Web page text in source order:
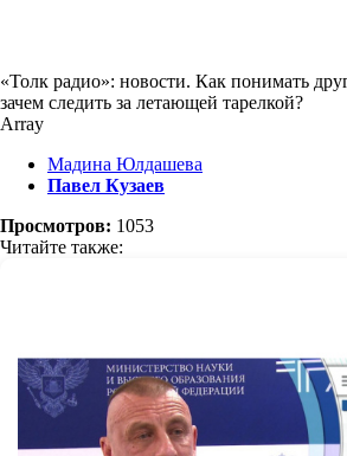
«Толк радио»: новости. Как понимать
зачем следить за летающей тарелкой?
Array
Мадина Юлдашева
Павел Кузаев
Просмотров: 1053
Читайте также: